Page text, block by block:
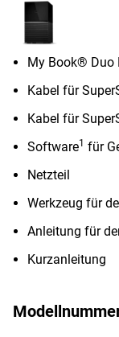
My Book® Duo
Kabel für
Kabel für
Software1 für
Netzteil
Werkzeug für
Anleitung für
Kurzanleitung